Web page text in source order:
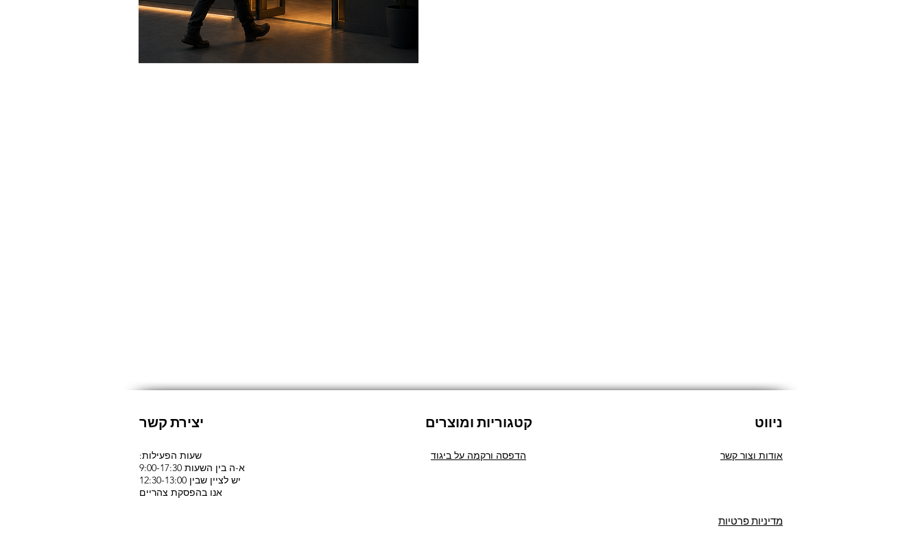
יצירת קשר
:שעות הפעילות
א-ה בין השעות 9:00-17:30
יש לציין שבין 12:30-13:00
אנו בהפסקת צהריים
קטגוריות ומוצרים
הדפסה ורקמה על ביגוד
ניווט
אודות וצור קשר
מדיניות פרטיות